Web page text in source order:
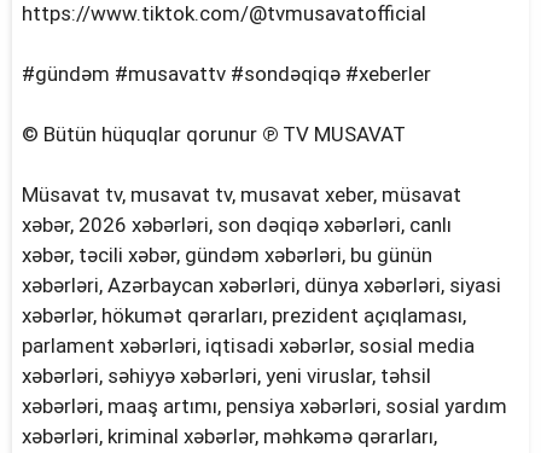
https://www.tiktok.com/@tvmusavatofficial
#gündəm #musavattv #sondəqiqə #xeberler
© Bütün hüquqlar qorunur ℗ TV MUSAVAT
Müsavat tv, musavat tv, musavat xeber, müsavat
xəbər, 2026 xəbərləri, son dəqiqə xəbərləri, canlı
xəbər, təcili xəbər, gündəm xəbərləri, bu günün
xəbərləri, Azərbaycan xəbərləri, dünya xəbərləri, siyasi
xəbərlər, hökumət qərarları, prezident açıqlaması,
parlament xəbərləri, iqtisadi xəbərlər, sosial media
xəbərləri, səhiyyə xəbərləri, yeni viruslar, təhsil
xəbərləri, maaş artımı, pensiya xəbərləri, sosial yardım
xəbərləri, kriminal xəbərlər, məhkəmə qərarları,